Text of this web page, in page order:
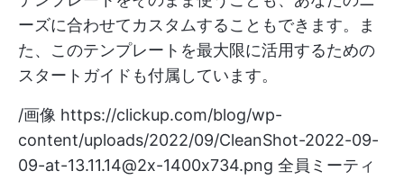
ーズに合わせてカスタムすることもできます。ま
た、このテンプレートを最大限に活用するための
スタートガイドも付属しています。
/画像 https://clickup.com/blog/wp-
content/uploads/2022/09/CleanShot-2022-09-
09-at-13.11.14@2x-1400x734.png 全員ミーティ